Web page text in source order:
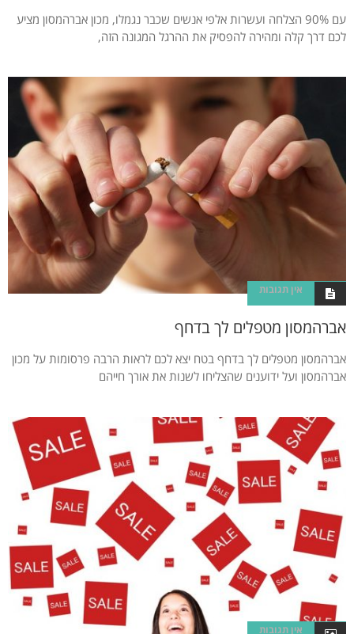
עם 90% הצלחה ועשרות אלפי אנשים שכבר נגמלו, מכון אברהמסון מציע
לכם דרך קלה ומהירה להפסיק את ההרגל המגונה הזה,
אין תגובות
אברהמסון מטפלים לך בדחף
אברהמסון מטפלים לך בדחף בטח יצא לכם לראות הרבה פרסומות על מכון
אברהמסון ועל ידוענים שהצליחו לשנות את אורך חייהם
אין תגובות